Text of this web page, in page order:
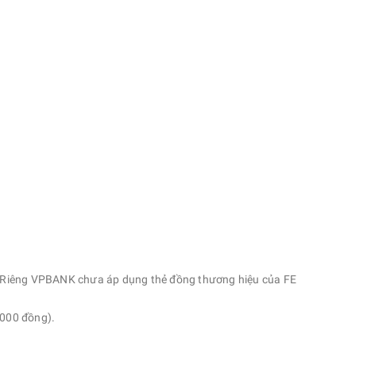
VPBANK chưa áp dụng thẻ đồng thương hiệu của FE
đồng).